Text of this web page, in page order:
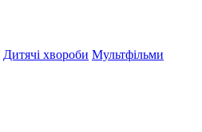
Дитячі хвороби Мультфільми